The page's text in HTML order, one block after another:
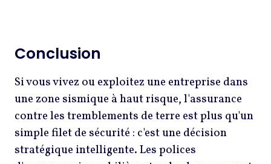
Conclusion
Si vous vivez ou exploitez une entreprise dans
une zone sismique à haut risque, l'assurance
contre les tremblements de terre est plus qu'un
simple filet de sécurité : c'est une décision
stratégique intelligente. Les polices